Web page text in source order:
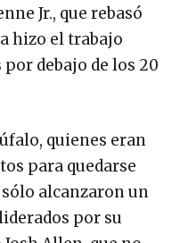
Jr., que rebasó
hizo el trabajo
debajo de los 20
quienes eran
para quedarse
alcanzaron un
por su